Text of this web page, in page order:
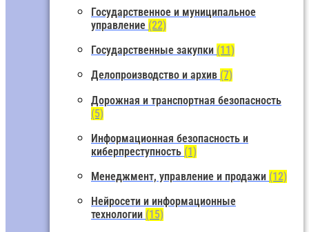
Государственное и муниципальное
управление (22)
Государственные закупки (11)
Делопроизводство и архив (7)
Дорожная и транспортная безопасность
(5)
Информационная безопасность и
киберпреступность (1)
Менеджмент, управление и продажи (12)
Нейросети и информационные
технологии (15)